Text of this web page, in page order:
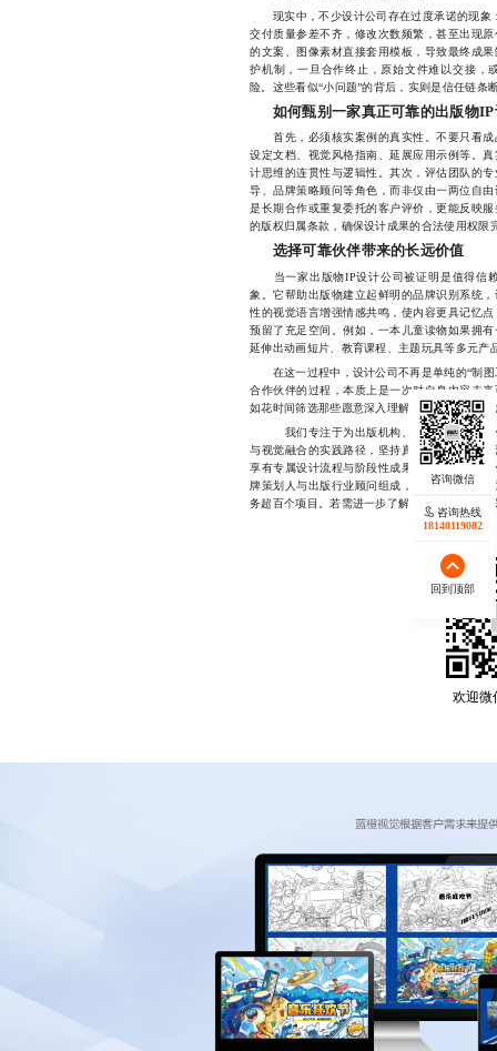
现实中，不少设计公司存在过度承诺的现象：
交付质量参差不齐，修改次数频繁，甚至出现
的文案、图像素材直接套用模板，导致最终成
护机制，一旦合作终止，原始文件难以交接，
险。这些看似“小问题”的背后，实则是信任链条
如何甄别一家真正可靠的出版物
首先，必须核实案例的真实性。不要只看
设定文档、视觉风格指南、延展应用示例等。
计思维的连贯性与逻辑性。其次，评估团队的
导、品牌策略顾问等角色，而非仅由一两位自
是长期合作或重复委托的客户评价，更能反映
的版权归属条款，确保设计成果的合法使用权限
选择可靠伙伴带来的长远价值
当一家出版物IP设计公司被证明是值得信
象。它帮助出版物建立起鲜明的品牌识别系统
性的视觉语言增强情感共鸣，使内容更具记忆
预留了充足空间。例如，一本儿童读物如果拥
延伸出动画短片、教育课程、主题玩具等多元产
在这一过程中，设计公司不再是单纯的“制图
合作伙伴的过程，本质上是一次对自身内容未
如花时间筛选那些愿意深入理解内容本质、尊重
我们专注于为出版机构、文化品牌及独立
与视觉融合的实践路径，坚持真实案例输出、
享有专属设计流程与阶段性成果确认机制，确
牌策划人与出版行业顾问组成，曾参与多部畅
务超百个项目。若需进一步了解，欢迎添加微信
欢迎微
咨询热线
18140119082
回到顶部